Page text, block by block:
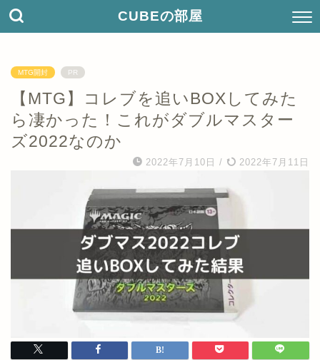
CUBEの部屋
MTG開封 PR
【MTG】コレブを追いBOXしてみた
ら凄かった！これがダブルマスター
ズ2022なのか
2022年7月10日 / 2022年7月11日